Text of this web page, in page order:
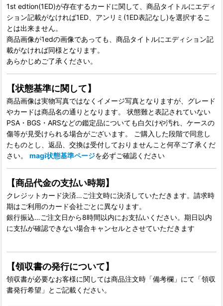
1st edtion(1ED)が存在するカードに関して、商品タイトルにエディ
ション記載がなければ1ED、アンリミ(1ED表記なし)を選択するこ
とは出来ません。
商品画像が1edの画像であっても、商品タイトルにエディション記
載がなければ同様となります。
あらかじめご了承ください。
【状態基準に関して】
商品画像は実物写真ではなくイメージ写真となりますが、グレード
やカードは商品名の通りとなります。 状態難と表記されていない
PSA・BGS・ARSなどの鑑定品についても白欠けや汚れ、ケースの
傷等が見受けられる場合がございます。 ご購入した段階で同意し
たものとし、返品、交換は受付しておりませんこと何卒ご了承くだ
さい。 magi状態基準ページを必ずご確認ください
【商品代金の支払い時期】
クレジットカード決済…ご注文時に決済していただきます。請求時
期はご利用のカード会社ごとに異なります。
銀行振込…ご注文日から8時間以内にお支払いください。期日以内
に支払が確認できない場合キャンセルとさせていただきます
【領収書の発行について】
領収書が必要なお客様に関しては商品注文時「備考欄」にて「領収
書発行希望」とご記載ください。